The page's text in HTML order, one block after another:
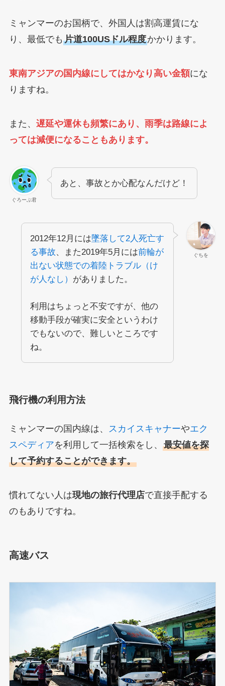
ミャンマーのお国柄で、外国人は割高運賃にな
り、最低でも 片道100USドル程度かかります。
東南アジアの国内線にしてはかなり高い金額にな
りますね。
また、 遅延や運休も頻繁にあり、雨季は路線によ
っては減便になることもあります。
ぐろーぶ君
あと、事故とか心配なんだけど！
ぐちを
2012年12月には墜落して2人死亡す
る事故、また2019年5月には前輪が
出ない状態での着陸トラブル（け
が人なし） がありました。
利用はちょっと不安ですが、他の
移動手段が確実に安全というわけ
でもないので、難しいところです
ね。
飛行機の利用方法
ミャンマーの国内線は、 スカイスキャナーやエク
スペディアを利用して一括検索をし、 最安値を探
して予約することができます。
慣れてない人は現地の旅行代理店で直接手配する
のもありですね。
高速バス